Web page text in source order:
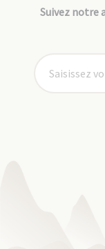
Suivez notre